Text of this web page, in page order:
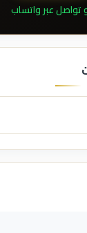
تواصل عبر واتساب